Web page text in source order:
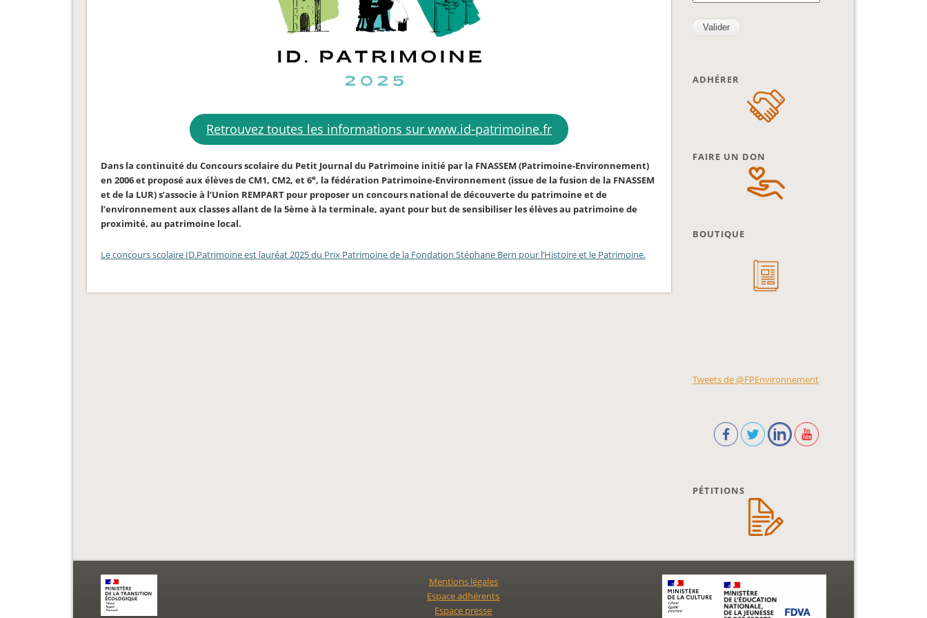
Retrouvez toutes les informations sur www.id-patrimoine.fr
Dans la continuité du Concours scolaire du Petit Journal du Patrimoine initié par la FNASSEM (Patrimoine-Environnement)
en 2006 et proposé aux élèves de CM1, CM2, et 6e, la fédération Patrimoine-Environnement (issue de la fusion de la FNASSEM
et de la LUR) s’associe à l’Union REMPART pour proposer un concours national de découverte du patrimoine et de
l’environnement aux classes allant de la 5ème à la terminale, ayant pour but de sensibiliser les élèves au patrimoine de
proximité, au patrimoine local.
Le concours scolaire ID.Patrimoine est lauréat 2025 du Prix Patrimoine de la Fondation Stéphane Bern pour l’Histoire et le Patrimoine.
ADHÉRER
FAIRE UN DON
BOUTIQUE
Tweets de @FPEnvironnement
PÉTITIONS
Mentions légales
Espace adhérents
Espace presse